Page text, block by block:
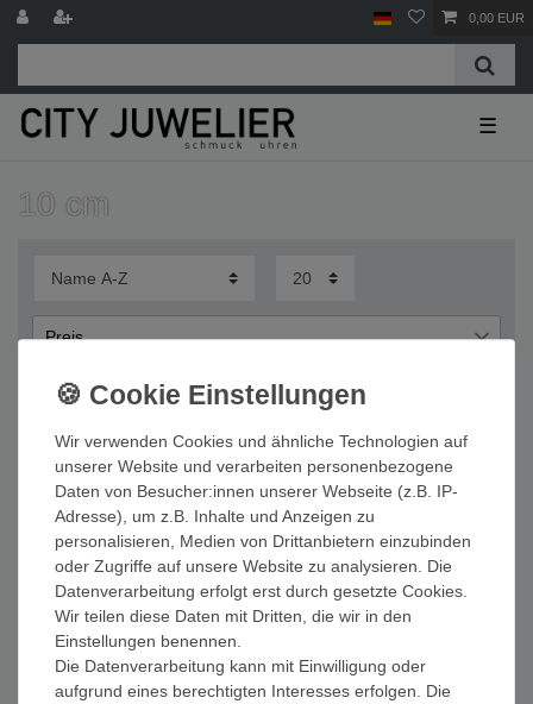
0,00 EUR
☰
10 cm
Preis
― €
Übernehmen
Wichtige Informationen
FAQ Funkuhren
Wasserdichtheit
Geschenkverpackung
Batterieentsorgung
Zahlung
Versand
Wir verwenden Cookies und ähnliche Technologien auf
unserer Website und verarbeiten personenbezogene
Daten von Besucher:innen unserer Webseite (z.B. IP-
Adresse), um z.B. Inhalte und Anzeigen zu
personalisieren, Medien von Drittanbietern einzubinden
oder Zugriffe auf unsere Website zu analysieren. Die
Datenverarbeitung erfolgt erst durch gesetzte Cookies.
Wir teilen diese Daten mit Dritten, die wir in den
Einstellungen benennen.
Die Datenverarbeitung kann mit Einwilligung oder
aufgrund eines berechtigten Interesses erfolgen. Die